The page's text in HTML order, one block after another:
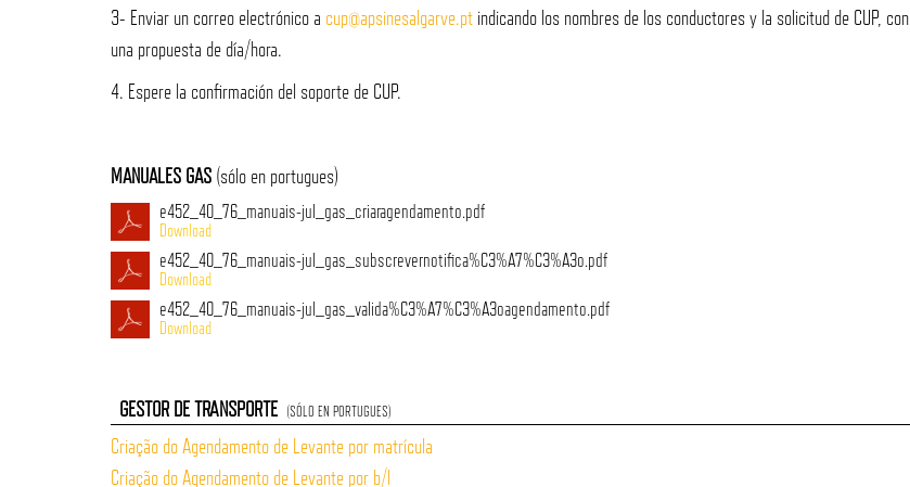
3- Enviar un correo electrónico a cup@apsinesalgarve.pt indicando los nombres de los conductores y la solicitud de CUP, con
una propuesta de día/hora.
4. Espere la confirmación del soporte de CUP.
MANUALES GAS (sólo en portugues)
e452_40_76_manuais-jul_gas_criaragendamento.pdf
e452_40_76_manuais-jul_gas_subscrevernotifica%C3%A7%C3%A3o.pdf
e452_40_76_manuais-jul_gas_valida%C3%A7%C3%A3oagendamento.pdf
GESTOR DE TRANSPORTE (SÓLO EN PORTUGUES)
Criação do Agendamento de Levante por matrícula
Criação do Agendamento de Levante por b/l